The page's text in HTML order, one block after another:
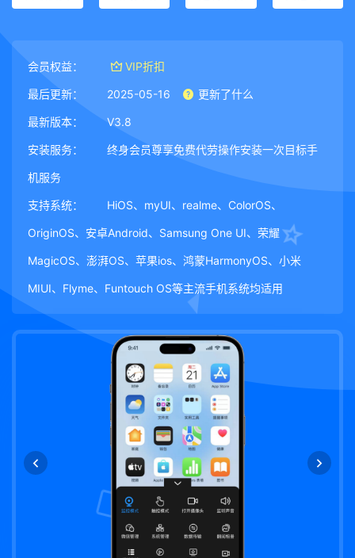
会员权益： VIP折扣
最后更新： 2025-05-16 更新了什么
最新版本： V3.8
安装服务： 终身会员尊享免费代劳操作安装一次目标手
机服务
支持系统： HiOS、myUI、realme、ColorOS、
OriginOS、安卓Android、Samsung One UI、荣耀
MagicOS、澎湃OS、苹果ios、鸿蒙HarmonyOS、小米
MIUI、Flyme、Funtouch OS等主流手机系统均适用